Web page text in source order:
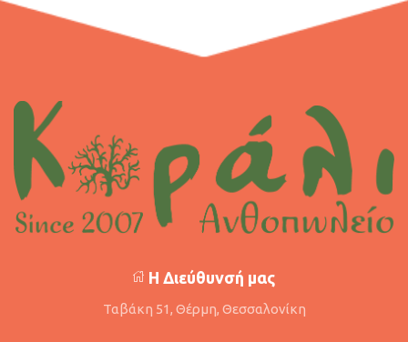
Η Διεύθυνσή μας
Ταβάκη 51, Θέρμη, Θεσσαλονίκη